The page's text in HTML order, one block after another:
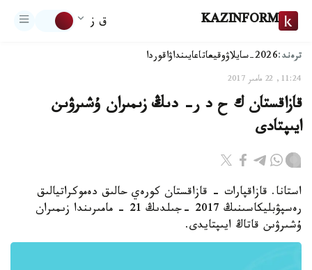
KAZINFORM ق ز
ترەند:2026-سايلاۋ وقيعاتاعايىنداۋاقوردا
11:24, 22 مامىر 2017
قازاقستان ك ح د ر- دىڭ زىمىران ۇشىرۋىن
ايىپتادى
استانا. قازاقپارات - قازاقستان كورەي حالىق دەموكراتيالىق
رەسپۋبليكاسىنىڭ 2017 -جىلدىڭ 21 - مامىرىندا زىمىران
ۇشىرۋىن قاتاڭ ايىپتايدى.